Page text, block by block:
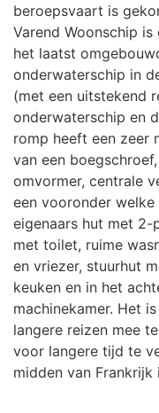
beroepsvaart is
Varend Woonschip
het laatst
onderwaterschip in
(met een uitstekend
onderwaterschip en
romp heeft een zeer
van een
omvormer, centrale
een vooronder
eigenaars hut met 2-
met toilet, ruime
en vriezer, stuurhut
keuken en in het
machinekamer. Het
langere reizen mee
voor langere tijd te
midden van